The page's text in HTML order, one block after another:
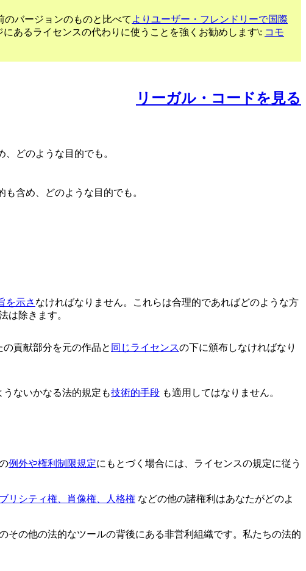
バージョンのものと比べて よりユーザー・フレンドリーで国際
あるライセンスの代わりに使うことを強くお勧めします\: コモ
リーガル・コードを見る
どのような目的でも。
含め、どのような目的でも。
を示さ なければなりません。これらは合理的であればどのような方
は除きます。
貢献部分を元の作品と 同じライセンスの下に頒布しなければなり
ないかなる法的規定も技術的手段 も適用してはなりません。
例外や権利制限規定にもとづく場合には、ライセンスの規定に従う
リシティ権、肖像権、人格権 などの他の諸権利はあなたがどのよ
の他の法的なツールの背後にある非営利組織です。私たちの法的